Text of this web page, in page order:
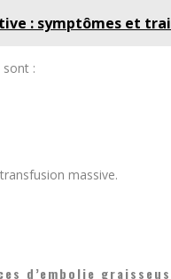
: symptômes et
sont :
massive.
d’embolie